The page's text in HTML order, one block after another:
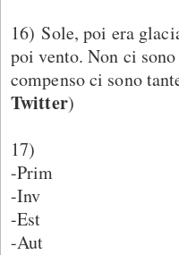
16) Sole, poi era
poi vento. Non ci
compenso ci sono
Twitter)
17)
-Prim
-Inv
-Est
-Aut